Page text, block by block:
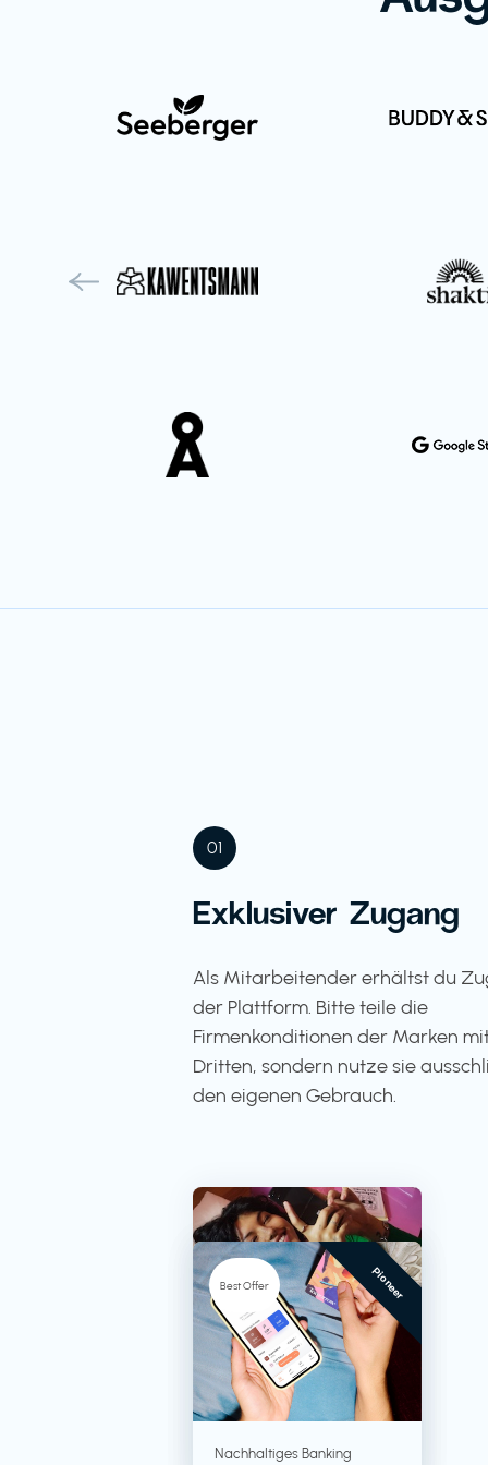
01
Exklusiver Zugang
Als Mitarbeitender erhältst du
der Plattform. Bitte teile die
Firmenkonditionen der Marken
Dritten, sondern nutze sie
den eigenen Gebrauch.
TV + Streaming
RTL+
-5%
Lebensmittel in
Best Offer Pioneer
Nachhaltiges Banking